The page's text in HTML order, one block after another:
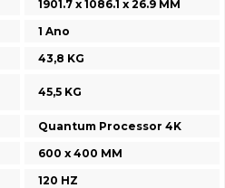
1901.7 x 1086.1 x 26.9 MM
1 Ano
43,8 KG
45,5 KG
Quantum Processor 4K
600 x 400 MM
120 HZ